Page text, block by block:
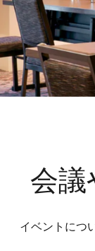
会
イベントにつ